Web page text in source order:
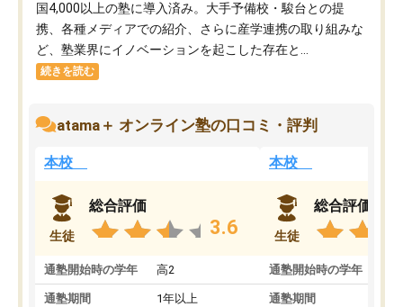
国4,000以上の塾に導入済み。大手予備校・駿台との提
携、各種メディアでの紹介、さらに産学連携の取り組みな
ど、塾業界にイノベーションを起こした存在と...
続きを読む
atama＋ オンライン塾の口コミ・評判
本校
生徒
総合評価
3.6
通塾開始時の学年 高2
通塾期間 1年以上
本校
生徒
総合評価
通塾開始時の学年
通塾期間